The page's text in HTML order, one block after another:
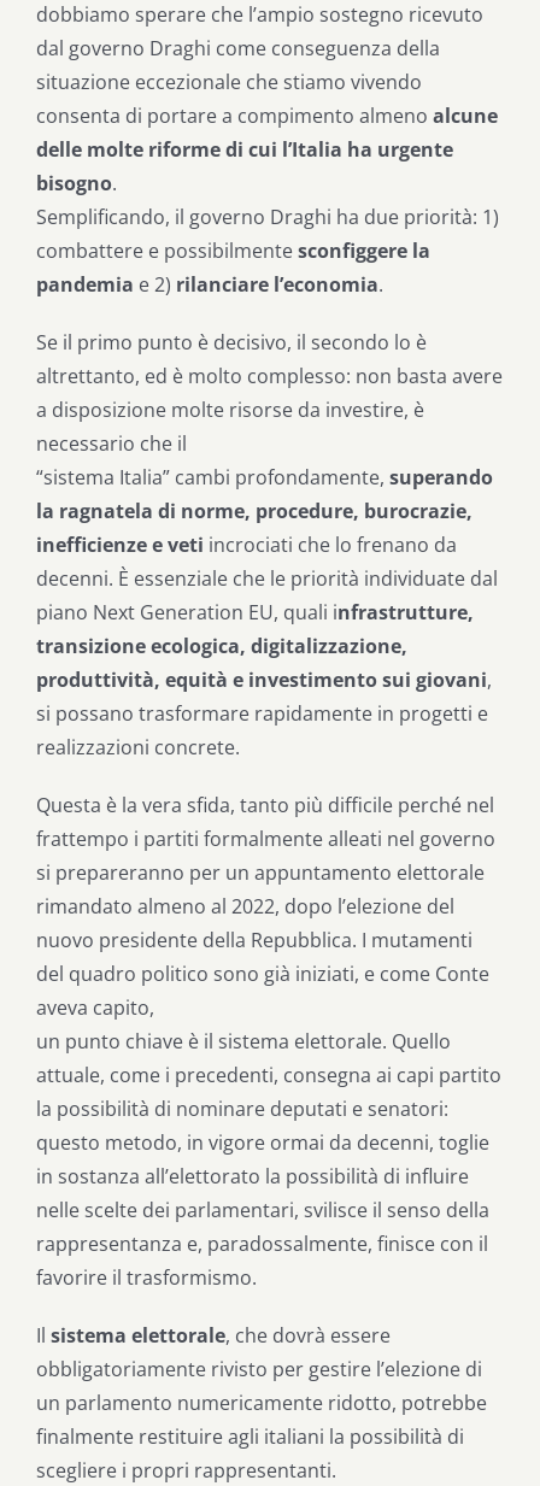
dobbiamo sperare che l’ampio sostegno ricevuto
dal governo Draghi come conseguenza della
situazione eccezionale che stiamo vivendo
consenta di portare a compimento almeno alcune
delle molte riforme di cui l’Italia ha urgente
bisogno.
Semplificando, il governo Draghi ha due priorità: 1)
combattere e possibilmentesconfiggere la
pandemia e 2) rilanciare l’economia.
Se il primo punto è decisivo, il secondo lo è
altrettanto, ed è molto complesso: non basta avere
a disposizione molte risorse da investire, è
necessario che il
“sistema Italia” cambi profondamente, superando
la ragnatela di norme, procedure, burocrazie,
inefficienze e veti incrociati che lo frenano da
decenni. È essenziale che le priorità individuate dal
piano Next Generation EU, quali infrastrutture,
transizione ecologica, digitalizzazione,
produttività, equità e investimento sui giovani,
si possano trasformare rapidamente in progetti e
realizzazioni concrete.
Questa è la vera sfida, tanto più difficile perché nel
frattempo i partiti formalmente alleati nel governo
si prepareranno per un appuntamento elettorale
rimandato almeno al 2022, dopo l’elezione del
nuovo presidente della Repubblica. I mutamenti
del quadro politico sono già iniziati, e come Conte
aveva capito,
un punto chiave è il sistema elettorale. Quello
attuale, come i precedenti, consegna ai capi partito
la possibilità di nominare deputati e senatori:
questo metodo, in vigore ormai da decenni, toglie
in sostanza all’elettorato la possibilità di influire
nelle scelte dei parlamentari, svilisce il senso della
rappresentanza e, paradossalmente, finisce con il
favorire il trasformismo.
Il sistema elettorale, che dovrà essere
obbligatoriamente rivisto per gestire l’elezione di
un parlamento numericamente ridotto, potrebbe
finalmente restituire agli italiani la possibilità di
scegliere i propri rappresentanti.